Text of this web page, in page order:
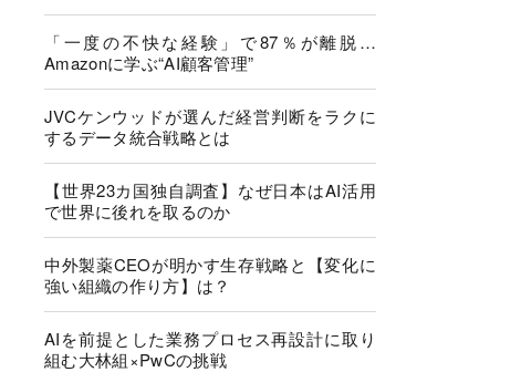
「一度の不快な経験」で87％が離脱…
Amazonに学ぶ“AI顧客管理”
JVCケンウッドが選んだ経営判断をラクに
するデータ統合戦略とは
【世界23カ国独自調査】なぜ日本はAI活用
で世界に後れを取るのか
中外製薬CEOが明かす生存戦略と【変化に
強い組織の作り方】は？
AIを前提とした業務プロセス再設計に取り
組む大林組×PwCの挑戦